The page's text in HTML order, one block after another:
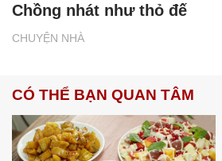
CHUYỆN NHÀ
Chồng nhát như thỏ đế
CÓ THỂ BẠN QUAN TÂM